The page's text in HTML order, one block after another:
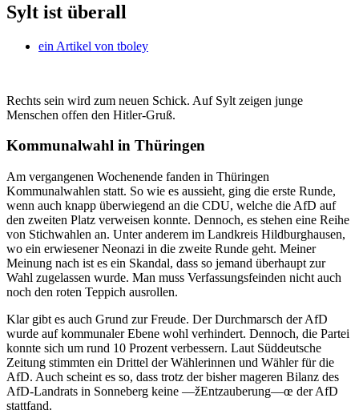
Sylt ist überall
ein Artikel von tboley
Rechts sein wird zum neuen Schick. Auf Sylt zeigen junge
Menschen offen den Hitler-Gruß.
Kommunalwahl in Thüringen
Am vergangenen Wochenende fanden in Thüringen
Kommunalwahlen statt. So wie es aussieht, ging die erste Runde,
wenn auch knapp überwiegend an die CDU, welche die AfD auf
den zweiten Platz verweisen konnte. Dennoch, es stehen eine Reihe
von Stichwahlen an. Unter anderem im Landkreis Hildburghausen,
wo ein erwiesener Neonazi in die zweite Runde geht. Meiner
Meinung nach ist es ein Skandal, dass so jemand überhaupt zur
Wahl zugelassen wurde. Man muss Verfassungsfeinden nicht auch
noch den roten Teppich ausrollen.
Klar gibt es auch Grund zur Freude. Der Durchmarsch der AfD
wurde auf kommunaler Ebene wohl verhindert. Dennoch, die Partei
konnte sich um rund 10 Prozent verbessern. Laut Süddeutsche
Zeitung stimmten ein Drittel der Wählerinnen und Wähler für die
AfD. Auch scheint es so, dass trotz der bisher mageren Bilanz des
AfD-Landrats in Sonneberg keine —žEntzauberung—œ der AfD
stattfand.